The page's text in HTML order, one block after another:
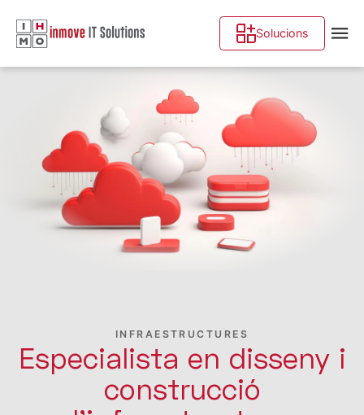
Solucions
INFRAESTRUCTURES
Especialista en disseny i
construcció